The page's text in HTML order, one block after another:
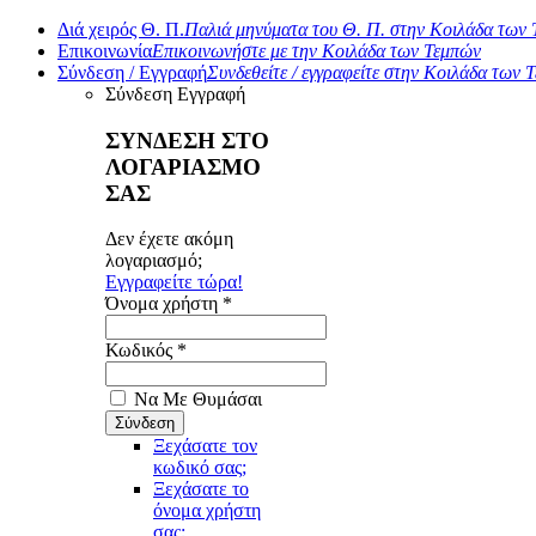
Διά χειρός Θ. Π.Παλιά μηνύματα του Θ. Π. στην Κοιλάδα των
ΕπικοινωνίαΕπικοινωνήστε με την Κοιλάδα των Τεμπών
Σύνδεση / ΕγγραφήΣυνδεθείτε / εγγραφείτε στην Κοιλάδα των
Σύνδεση Εγγραφή
ΣΥΝΔΕΣΗ ΣΤΟ
ΛΟΓΑΡΙΑΣΜΟ
ΣΑΣ
Δεν έχετε ακόμη
λογαριασμό;
Εγγραφείτε τώρα!
Όνομα χρήστη *
Κωδικός *
Να Με Θυμάσαι
Ξεχάσατε τον
κωδικό σας;
Ξεχάσατε το
όνομα χρήστη